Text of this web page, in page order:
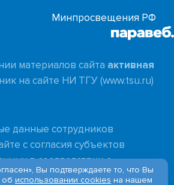
Минпросвещения РФ
материалов сайта активная
на сайте НИ ТГУ (www.tsu.ru)
данные сотрудников
с согласия субъектов
в соответствии с
Вы подтверждаете то, что Вы
об использовании cookies на нашем